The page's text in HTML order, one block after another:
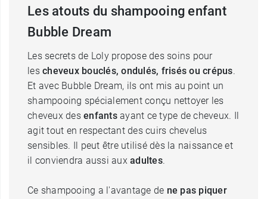
Les atouts du shampooing enfant
Bubble Dream
Les secrets de Loly propose des soins pour
les cheveux bouclés, ondulés, frisés ou crépus.
Et avec Bubble Dream, ils ont mis au point un
shampooing spécialement conçu nettoyer les
cheveux des enfants ayant ce type de cheveux. Il
agit tout en respectant des cuirs chevelus
sensibles. Il peut être utilisé dès la naissance et
il conviendra aussi aux adultes.
Ce shampooing a l'avantage de ne pas piquer